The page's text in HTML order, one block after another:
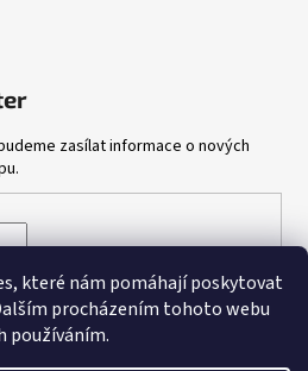
které nám pomáhají poskytovat
procházením tohoto webu
používáním.
zasílat informace o nových